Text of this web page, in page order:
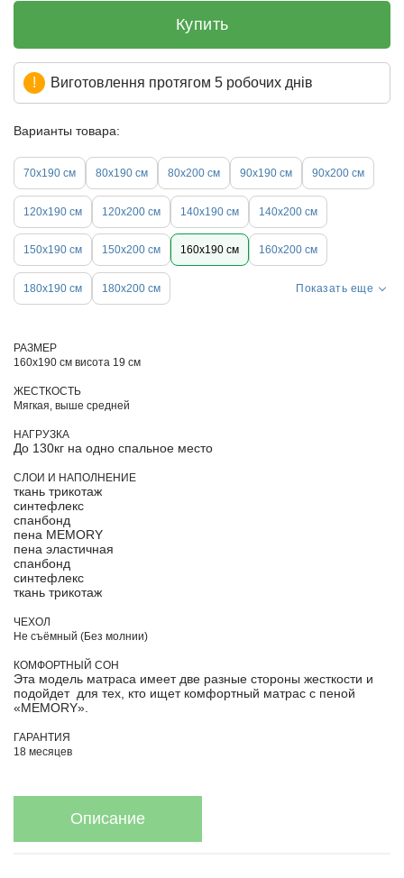
Купить
Виготовлення протягом 5 робочих днів
Варианты товара:
70х190 см 80х190 см 80х200 см 90х190 см 90х200 см
120х190 см 120х200 см 140х190 см 140х200 см
150х190 см 150х200 см 160х190 см 160х200 см
180х190 см 180х200 см Показать еще
РАЗМЕР
160х190 см висота 19 см
ЖЕСТКОСТЬ
Мягкая, выше средней
НАГРУЗКА
До 130кг на одно спальное место
СЛОИ И НАПОЛНЕНИЕ
ткань трикотаж
синтефлекс
спанбонд
пена MEMORY
пена эластичная
спанбонд
синтефлекс
ткань трикотаж
ЧЕХОЛ
Не съёмный (Без молнии)
КОМФОРТНЫЙ СОН
Эта модель матраса имеет две разные стороны жесткости и
подойдет для тех, кто ищет комфортный матрас с пеной
«MEMORY».
ГАРАНТИЯ
18 месяцев
Описание